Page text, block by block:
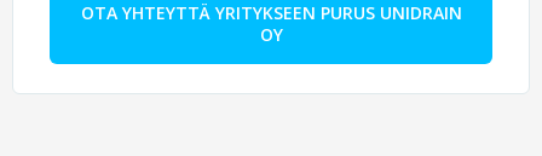
OTA YHTEYTTÄ YRITYKSEEN PURUS UNIDRAIN
OY